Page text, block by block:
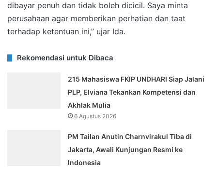
dibayar penuh dan tidak boleh dicicil. Saya minta
perusahaan agar memberikan perhatian dan taat
terhadap ketentuan ini,” ujar Ida.
Rekomendasi untuk Dibaca
215 Mahasiswa FKIP UNDHARI Siap Jalani
PLP, Elviana Tekankan Kompetensi dan
Akhlak Mulia
6 Agustus 2026
PM Tailan Anutin Charnvirakul Tiba di
Jakarta, Awali Kunjungan Resmi ke
Indonesia